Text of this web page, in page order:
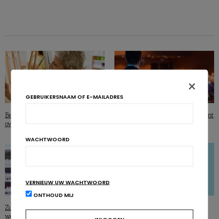
Beeldende therapie tegen
overgewicht tijdens de menopauze
NutrEvent: innovatie in voeding kent
Zuivelproducten en gezondheid:
welk verband?
Het levensverhaal van de ‘biotica’
×
GEBRUIKERSNAAM OF E-MAILADRES
WACHTWOORD
VERNIEUW UW WACHTWOORD
ONTHOUD MIJ